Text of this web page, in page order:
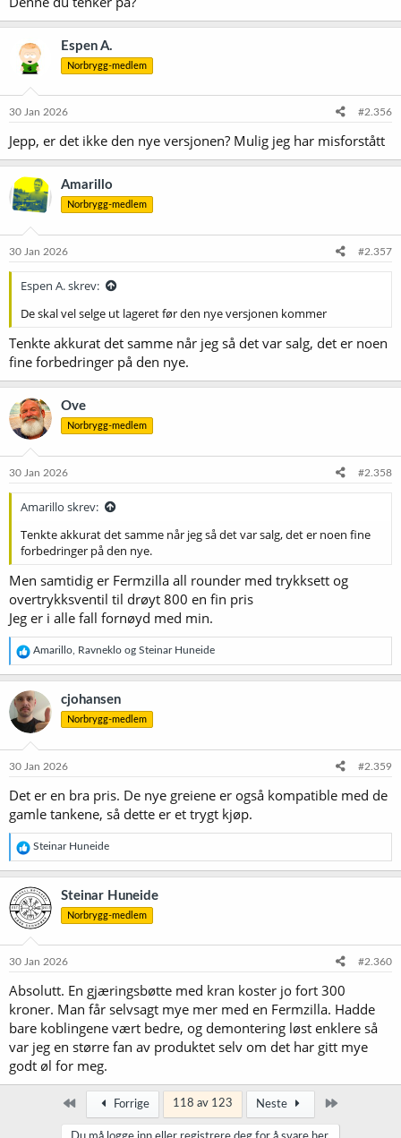
Espen A.
Norbrygg-medlem
30 Jan 2026 #2.356
Jepp, er det ikke den nye versjonen? Mulig jeg har misforstått
Amarillo
Norbrygg-medlem
30 Jan 2026 #2.357
Espen A. skrev:
De skal vel selge ut lageret før den nye versjonen kommer
Tenkte akkurat det samme når jeg så det var salg, det er noen
fine forbedringer på den nye.
Ove
Norbrygg-medlem
30 Jan 2026 #2.358
Amarillo skrev:
Tenkte akkurat det samme når jeg så det var salg, det er noen fine
forbedringer på den nye.
Men samtidig er Fermzilla all rounder med trykksett og
overtrykksventil til drøyt 800 en fin pris
Jeg er i alle fall fornøyd med min.
R
e
a
k
s
j
o
e
Amarillo Ravneklo og Steinar Huneide
cjohansen
Norbrygg-medlem
30 Jan 2026 #2.359
Det er en bra pris. De nye greiene er også kompatible med de
gamle tankene, så dette er et trygt kjøp.
R
e
a
k
s
j
o
e
:
Steinar Huneide
Steinar Huneide
Norbrygg-medlem
30 Jan 2026 #2.360
Absolutt. En gjæringsbøtte med kran koster jo fort 300
kroner. Man får selvsagt mye mer med en Fermzilla. Hadde
bare koblingene vært bedre, og demontering løst enklere så
var jeg en større fan av produktet selv om det har gitt mye
godt øl for meg.
Først Forrige 118 av 123 Neste